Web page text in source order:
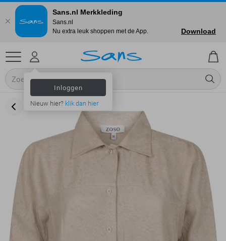
Inloggen
Nieuw hier? klik dan hier
Sans.nl Merkkleding
Sans.nl
Nu extra leuk shoppen met de App.
Download